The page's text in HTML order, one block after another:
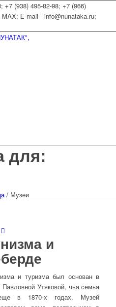
(938) 495-82-98; +7 (966)
E-mail - info@nunataka.ru;
для:
/ Музеи
и
и туризма был основан в
Утяковой, чья семья
в 1870-х годах. Музей